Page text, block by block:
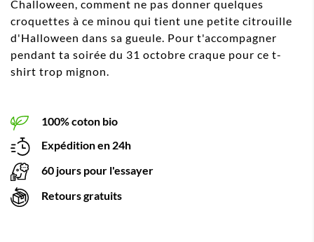
Challoween, comment ne pas donner quelques
croquettes à ce minou qui tient une petite citrouille
d'Halloween dans sa gueule. Pour t'accompagner
pendant ta soirée du 31 octobre craque pour ce t-
shirt trop mignon.
100% coton bio
Expédition en 24h
60 jours pour l'essayer
Retours gratuits